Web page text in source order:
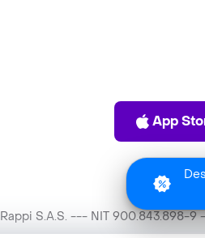
App
Rappi S.A.S. --- NIT 900.843.898-